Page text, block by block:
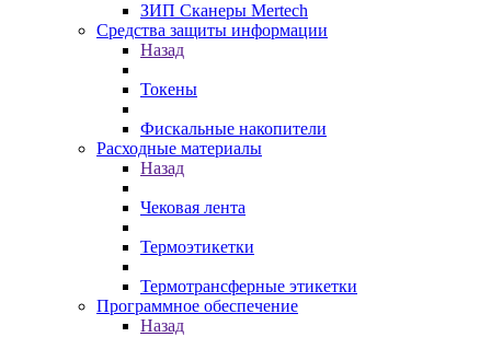
ЗИП Сканеры Mertech
Средства защиты информации
Назад
Токены
Фискальные накопители
Расходные материалы
Назад
Чековая лента
Термоэтикетки
Термотрансферные этикетки
Программное обеспечение
Назад